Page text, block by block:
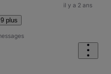
plus
il y a 2 ans